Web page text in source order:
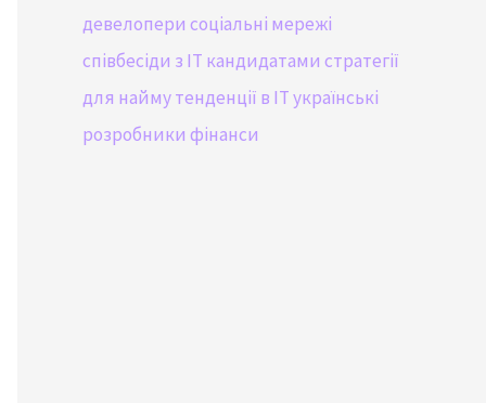
девелопери соціальні мережі
співбесіди з IT кандидатами стратегії
для наймутенденції в ITукраїнські
розробники фінанси